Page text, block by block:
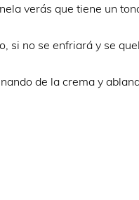
verás que tiene un
si no se enfriará y se
de la crema y